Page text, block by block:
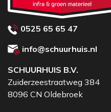
0525 65 65 47
info@schuurhuis.nl
SCHUURHUIS B.V.
Zuiderzeestraatweg 384
8096 CN Oldebroek